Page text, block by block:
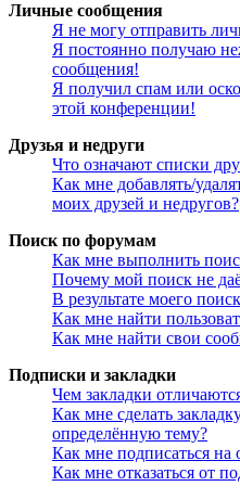
Личные сообщения
Я не могу отправить
Я постоянно получаю
сообщения!
Я получил спам или
этой конференции!
Друзья и недруги
Что означают списки
Как мне добавлять/
моих друзей и недругов?
Поиск по форумам
Как мне выполнить
Почему мой поиск не
В результате моего
Как мне найти
Как мне найти свои
Подписки и закладки
Чем закладки
Как мне сделать
определённую тему?
Как мне подписаться
Как мне отказаться от